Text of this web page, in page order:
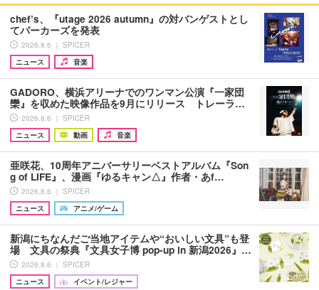
chef’s、『utage 2026 autumn』の対バンゲストとし
てパーカーズを発表
2026.8.6 ｜ SPICER
ニュース
音楽
GADORO、横浜アリーナでのワンマン公演『一家団
欒』を収めた映像作品を9月にリリース トレーラ…
2026.8.6 ｜ SPICER
ニュース
動画 音楽
亜咲花、10周年アニバーサリーベストアルバム『Son
g of LIFE』、漫画『ゆるキャン△』作者・あf…
2026.8.6 ｜ SPICER
ニュース
アニメ/ゲーム
新潟にちなんだご当地アイテムや“おいしい文具”も登
場 文具の祭典『文具女子博 pop-up in 新潟2026』…
2026.8.6 ｜ SPICER
ニュース
イベント/レジャー